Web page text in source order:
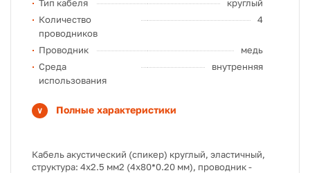
Тип кабеля
круглый
Количество
проводников
4
Проводник
медь
Среда
использования
внутренняя
Полные характеристики
Кабель акустический (спикер) круглый, эластичный,
структура: 4х2.5 мм2 (4х80*0.20 мм), проводник -